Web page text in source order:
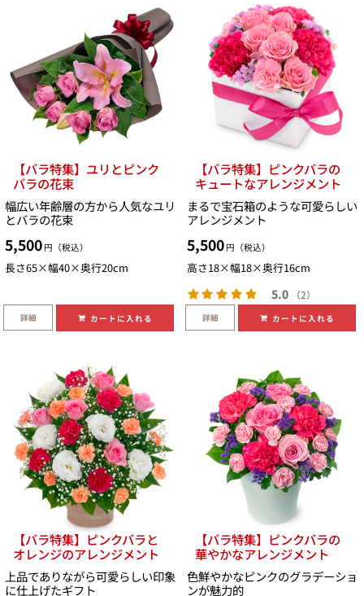
【バラ特集】ユリとピンク
バラの花束
幅広い年齢層の方から人気なユリ
とバラの花束
5,500 円（税込）
長さ65×幅40×奥行20cm
詳細 カートに入れる
【バラ特集】ピンクバラの
キュートなアレンジメント
まるで宝石箱のような可愛らしい
アレンジメント
5,500 円（税込）
高さ18×幅18×奥行16cm
5.0 （2）
詳細 カートに入れる
【バラ特集】ピンクバラと
オレンジのアレンジメント
上品でありながら可愛らしい印象
に仕上げたギフト
【バラ特集】ピンクバラの
華やかなアレンジメント
色鮮やかなピンクのグラデーショ
ンが魅力的